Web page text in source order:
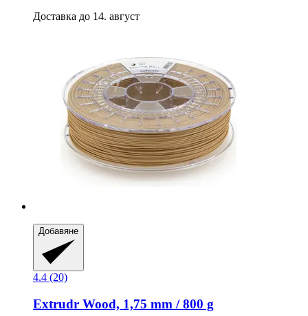
Доставка до 14. август
Добавяне
4.4 (20)
Extrudr Wood, 1,75 mm / 800 g